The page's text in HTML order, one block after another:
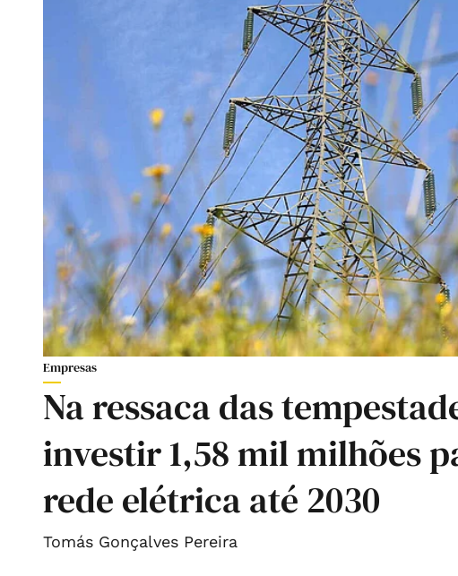
Empresas
Na ressaca das
investir 1,58 mil milhões
rede elétrica até 2030
Tomás Gonçalves Pereira